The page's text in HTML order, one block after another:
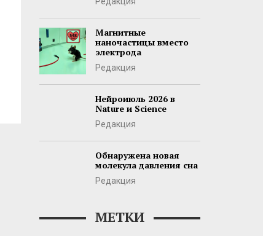
Магнитные
наночастицы вместо
электрода
Редакция
Нейроиюль 2026 в
Nature и Science
Редакция
Обнаружена новая
молекула давления сна
Редакция
МЕТКИ